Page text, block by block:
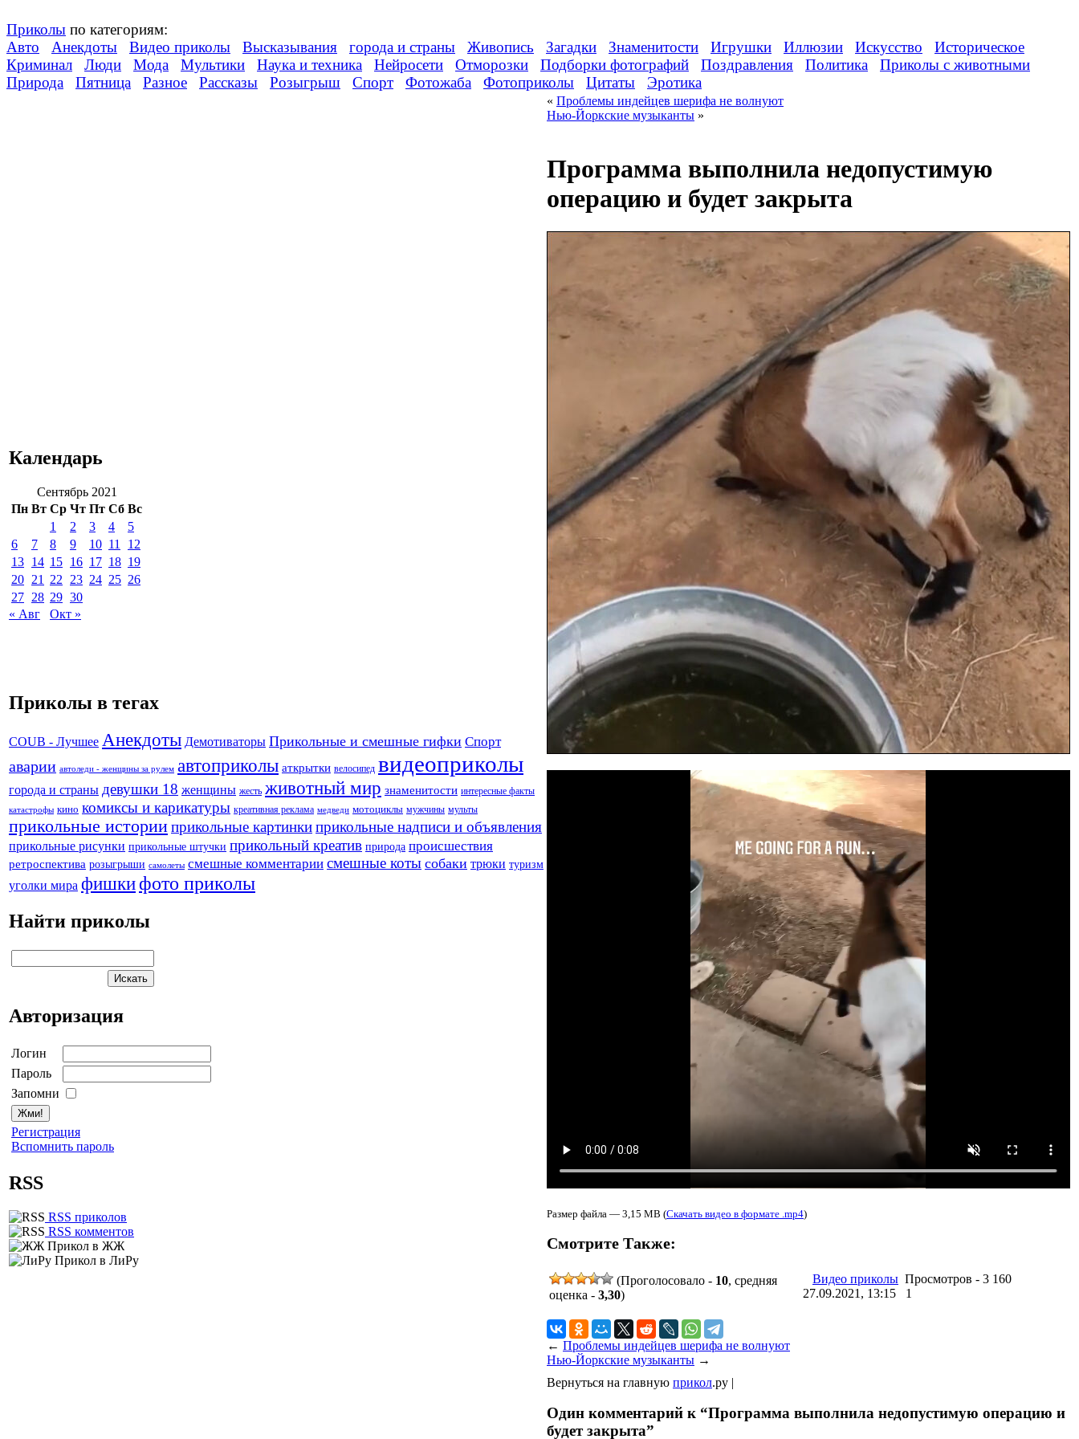
Приколы по категориям:
Авто
Анекдоты Видео приколы Высказывания города и страны Живопись Загадки Знаменитости Игрушки Иллюзии Искусство
Историческое
Криминал
Люди Мода Мультики Наука и техника Нейросети Отморозки Подборки фотографий Поздравления Политика
Приколы с животными
Природа
Пятница Разное Рассказы Розыгрыш Спорт Фотожаба Фотоприколы Цитаты Эротика
Календарь
Сентябрь 2021
Пн Вт Ср Чт Пт Сб Вс
1
2 3 4
5
6
7 8 9 10 11
12
13 14 15 16 17 18 19
20 21 22 23 24 25 26
27 28 29 30
« Авг
Окт »
Приколы в тегах
COUB - Лучшее Анекдоты Демотиваторы Прикольные и смешные гифки Спорт
аварии автоледи - женщины за рулем автоприколы аткрытки велосипед видеоприколы
города и страны девушки 18 женщины жесть животный мир знаменитости интересные факты
катастрофы кино комиксы и карикатуры креативная реклама медведи мотоциклы мужчины мульты
прикольные историиприкольные картинкиприкольные надписи и объявления
прикольные рисунки прикольные штучки прикольный креатив природа происшествия
ретроспектива розыгрыши самолеты смешные комментарии смешные коты собаки трюки туризм
уголки мира фишкифото приколы
Найти приколы
Авторизация
Логин
Пароль
Запомни
Регистрация
Вспомнить пароль
RSS
RSS приколов
RSS комментов
Прикол в ЖЖ
Прикол в ЛиРу
« Проблемы индейцев шерифа не волнуют
Нью-Йоркские музыканты »
Программа выполнила недопустимую
операцию и будет закрыта
Размер файла — 3,15 MB (Скачать видео в формате .mp4)
Смотрите Также:
(Проголосовало - 10, средняя
оценка - 3,30)
Видео приколы Просмотров - 3 160
27.09.2021, 13:15
1
← Проблемы индейцев шерифа не волнуют
Нью-Йоркские музыканты →
Вернуться на главную прикол.ру |
Один комментарий к “Программа выполнила недопустимую операцию и
будет закрыта”